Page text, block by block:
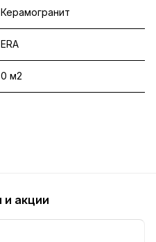
Керамогранит
ERA
0 м2
и акции